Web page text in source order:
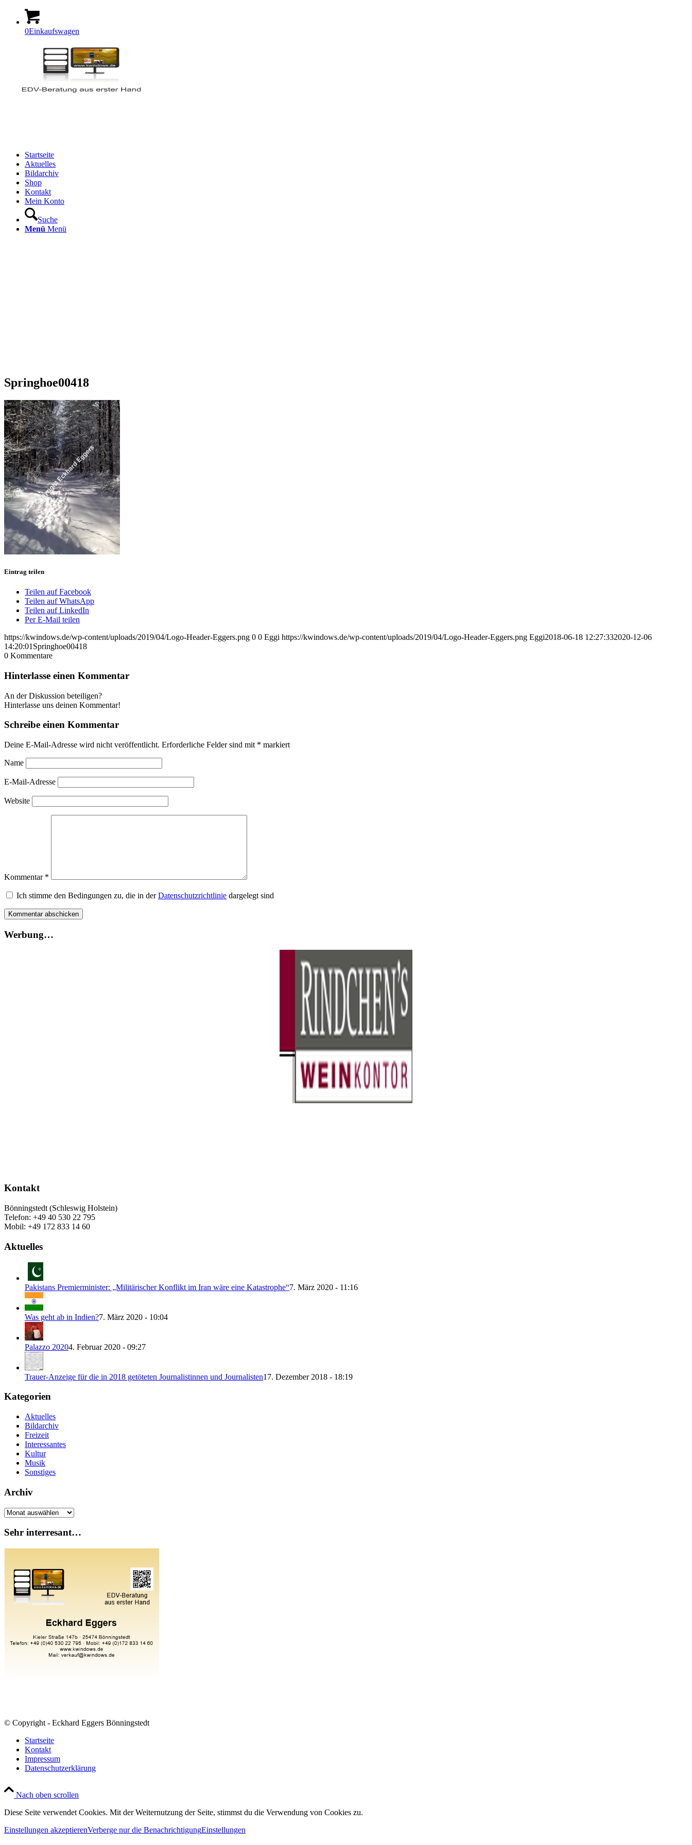
0Einkaufswagen
Startseite
Aktuelles
Bildarchiv
Shop
Kontakt
Mein Konto
Suche
Menü Menü
Springhoe00418
Eintrag teilen
Teilen auf Facebook
Teilen auf WhatsApp
Teilen auf LinkedIn
Per E-Mail teilen
https://kwindows.de/wp-content/uploads/2019/04/Logo-Header-Eggers.png 0 0 Eggi https://kwindows.de/wp-content/uploads/2019/04/Logo-Header-Eggers.png Eggi2018-06-18 12:27:332020-12-06
14:20:01 Springhoe00418
0 Kommentare
Hinterlasse einen Kommentar
An der Diskussion beteiligen?
Hinterlasse uns deinen Kommentar!
Schreibe einen Kommentar
Deine E-Mail-Adresse wird nicht veröffentlicht. Erforderliche Felder sind mit * markiert
Name
E-Mail-Adresse
Website
Kommentar *
Ich stimme den Bedingungen zu, die in derDatenschutzrichtlinie dargelegt sind
Werbung…
Kontakt
Bönningstedt (Schleswig Holstein)
Telefon: +49 40 530 22 795
Mobil: +49 172 833 14 60
Aktuelles
Pakistans Premierminister: „Militärischer Konflikt im Iran wäre eine Katastrophe“7. März 2020 - 11:16
Was geht ab in Indien?7. März 2020 - 10:04
Palazzo 20204. Februar 2020 - 09:27
Trauer-Anzeige für die in 2018 getöteten Journalistinnen und Journalisten17. Dezember 2018 - 18:19
Kategorien
Aktuelles
Bildarchiv
Freizeit
Interessantes
Kultur
Musik
Sonstiges
Archiv
Archiv
Sehr interresant…
© Copyright - Eckhard Eggers Bönningstedt
Startseite
Kontakt
Impressum
Datenschutzerklärung
Nach oben scrollen
Diese Seite verwendet Cookies. Mit der Weiternutzung der Seite, stimmst du die Verwendung von Cookies zu.
Einstellungen akzeptierenVerberge nur die BenachrichtigungEinstellungen